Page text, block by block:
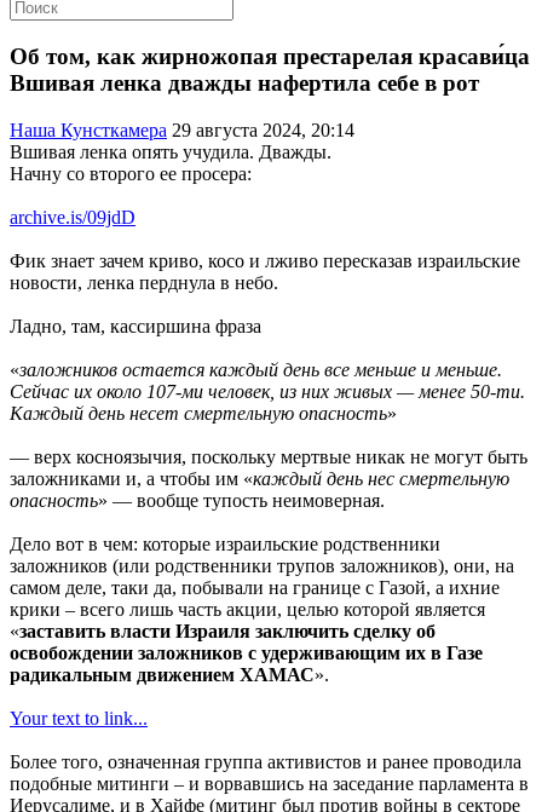
Об том, как жирножопая престарелая красави́ца
Вшивая ленка дважды нафертила себе в рот
Наша Кунсткамера 29 августа 2024, 20:14
Вшивая ленка опять учудила. Дважды.
Начну со второго ее просера:
archive.is/09jdD
Фик знает зачем криво, косо и лживо пересказав израильские
новости, ленка перднула в небо.
Ладно, там, кассиршина фраза
«заложников остается каждый день все меньше и меньше.
Сейчас их около 107-ми человек, из них живых — менее 50-ти.
Каждый день несет смертельную опасность»
— верх косноязычия, поскольку мертвые никак не могут быть
заложниками и, а чтобы им «каждый день нес смертельную
опасность» — вообще тупость неимоверная.
Дело вот в чем: которые израильские родственники
заложников (или родственники трупов заложников), они, на
самом деле, таки да, побывали на границе с Газой, а ихние
крики – всего лишь часть акции, целью которой является
«заставить власти Израиля заключить сделку об
освобождении заложников с удерживающим их в Газе
радикальным движением ХАМАС».
Your text to link...
Более того, означенная группа активистов и ранее проводила
подобные митинги – и ворвавшись на заседание парламента в
Иерусалиме, и в Хайфе (митинг был против войны в секторе